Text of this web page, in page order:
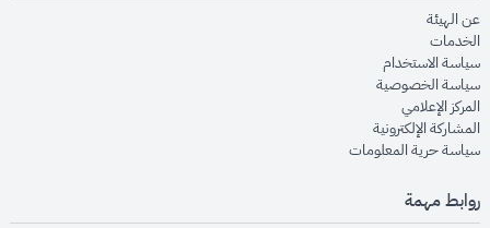
عن الهيئةopens in new window
الخدماتopens in new window
سياسة الاستخدام
سياسة الخصوصيةopens in new window
المركز الإعلاميopens in new window
المشاركة الإلكترونيةopens in new window
سياسة حرية المعلوماتopens in new window
روابط مهمة